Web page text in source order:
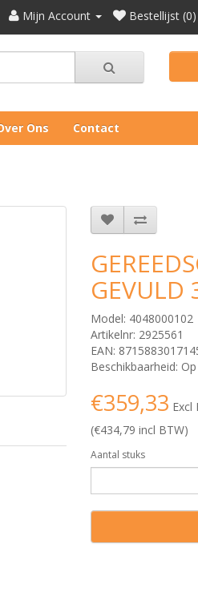
Mijn Account Bestellijst (0)
Ons Contact
GEVULD
Model: 4048000102
Artikelnr: 2925561
EAN:
Beschikbaarheid:
€359,33 Excl
(€434,79 incl BTW)
Aantal stuks